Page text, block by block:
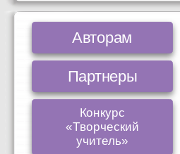
Авторам
Партнеры
Конкурс
«Творческий
учитель»